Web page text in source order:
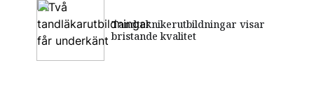
Två tandläkarutbildningar
får underkänt
Tre hygienistutbildningar
underkänns
Tandteknikerutbildningar visar
bristande kvalitet